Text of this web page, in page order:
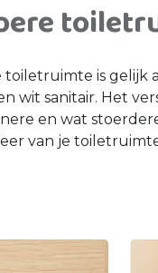
toiletruimte is gelijk
wit sanitair. Het
en wat
van je